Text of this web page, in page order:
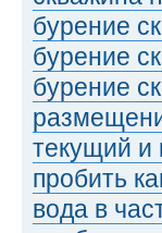
бурение
бурение
бурение
текущий и
пробить
вода в